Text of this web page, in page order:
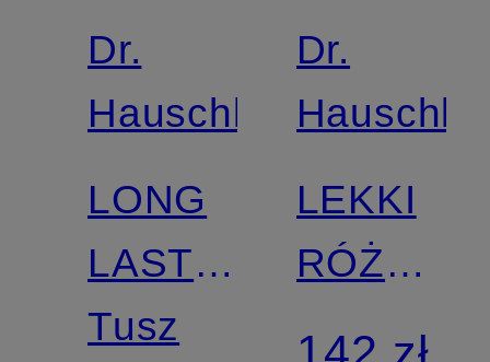
Dr.
Hauschka
LONG
LASTING
MASCARA
Tusz
Dr.
Hauschka
LEKKI
RÓŻANY
KREM